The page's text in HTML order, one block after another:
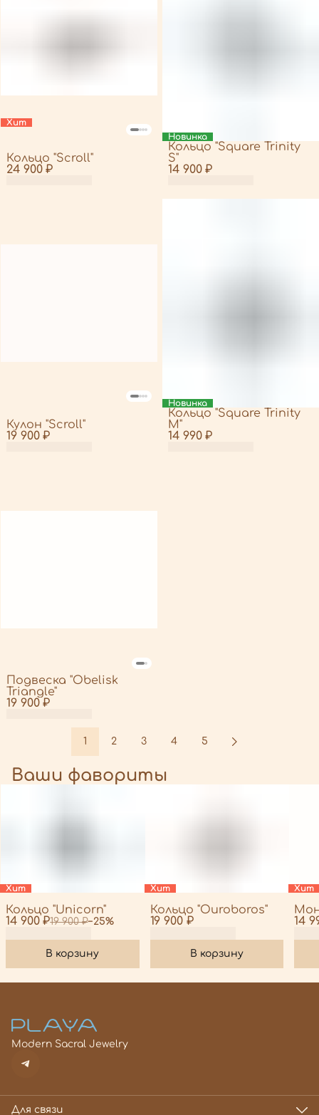
Хит
24 900 ₽
Кольцо "Scroll"
Новинка
14 900 ₽
Кольцо "Square Trinity
S"
19 900 ₽
Кулон "Scroll"
Новинка
14 990 ₽
Кольцо "Square Trinity
M"
19 900 ₽
Подвеска "Obelisk
Triangle"
1 2 3 4 5
Ваши фавориты
Хит
14 900 ₽19 900 ₽−25%
Кольцо "Unicorn"
В корзину
Хит
19 900 ₽
Кольцо "Ouroboros"
В корзину
Хит
14
Modern Sacral Jewelry
Для связи